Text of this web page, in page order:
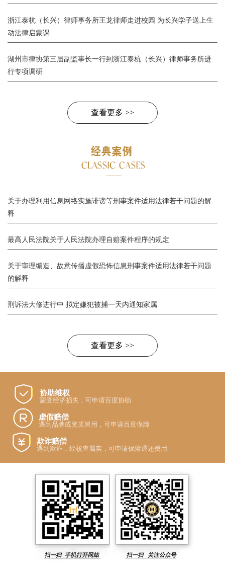
浙江泰杭（长兴）律师事务所王龙律师走进校园 为长兴学子送上生
动法律启蒙课
湖州市律协第三届副监事长一行到浙江泰杭（长兴）律师事务所进
行专项调研
查看更多 >>
关于办理利用信息网络实施诽谤等刑事案件适用法律若干问题的解
释
最高人民法院关于人民法院办理自赔案件程序的规定
关于审理编造、故意传播虚假恐怖信息刑事案件适用法律若干问题
的解释
刑诉法大修进行中 拟定嫌犯被捕一天内通知家属
查看更多 >>
协助维权
蒙受经济损失，可申请百度协助
虚假赔偿
遇到品牌或资质冒用，可申请百度保障
欺诈赔偿
遇到欺诈，经核查属实，可申请保障退还费用